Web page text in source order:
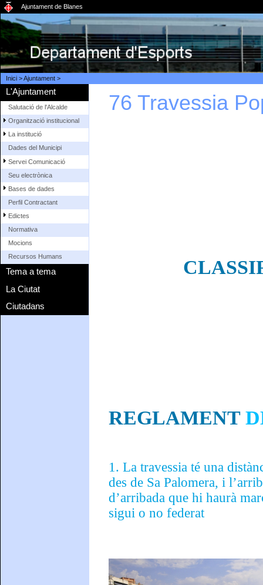
Ajuntament de Blanes
Inici>Ajuntament>
L'Ajuntament
Salutació de l'Alcalde
Organització institucional
La institució
Dades del Municipi
Servei Comunicació
Seu electrònica
Bases de dades
Perfil Contractant
Edictes
Normativa
Mocions
Recursos Humans
Tema a tema
La Ciutat
Ciutadans
76 Travessia
REGLAMENT
1. La travessia té una
des de Sa Palomera, i
d’arribada que hi haurà
sigui o no federat